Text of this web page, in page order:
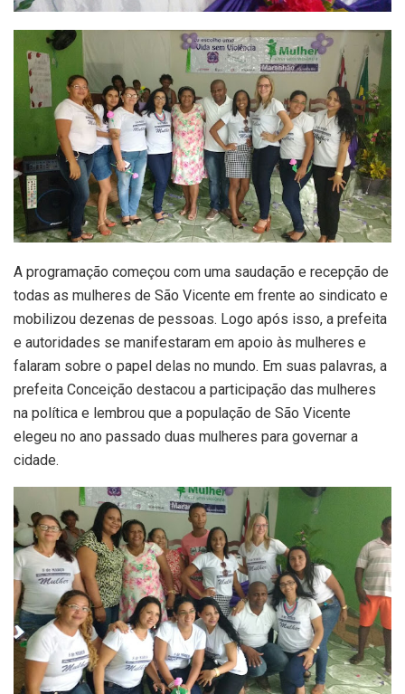
A programação começou com uma saudação e recepção de
todas as mulheres de São Vicente em frente ao sindicato e
mobilizou dezenas de pessoas. Logo após isso, a prefeita
e autoridades se manifestaram em apoio às mulheres e
falaram sobre o papel delas no mundo. Em suas palavras, a
prefeita Conceição destacou a participação das mulheres
na política e lembrou que a população de São Vicente
elegeu no ano passado duas mulheres para governar a
cidade.